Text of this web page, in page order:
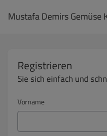
Mustafa Demirs Gemüse
Registrieren
Sie sich einfach und
Vorname